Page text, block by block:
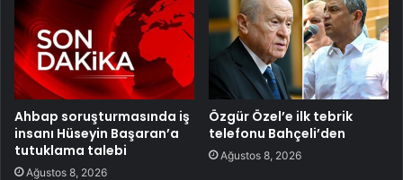
Ahbap soruşturmasında iş
insanı Hüseyin Başaran’a
tutuklama talebi
Ağustos 8, 2026
Özgür Özel’e ilk tebrik
telefonu Bahçeli’den
Ağustos 8, 2026